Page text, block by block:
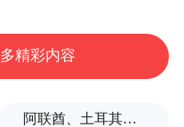
精彩内容
阿联酋、土耳其、沙特等8国外长发表联合声明